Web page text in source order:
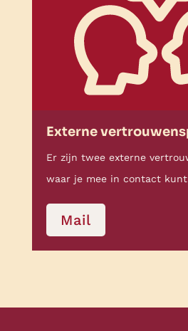
Externe
Er zijn twee externe
waar je mee in contact kunt
Mail